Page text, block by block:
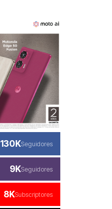
130KSeguidores
9KSeguidores
8KSubscriptores